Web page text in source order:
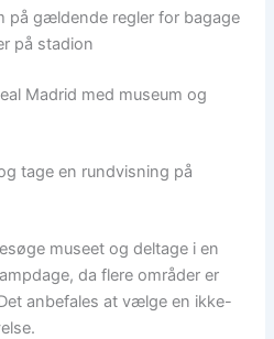
gældende regler for bagage
på stadion
Madrid med museum og
tage en rundvisning på
museet og deltage i en
da flere områder er
anbefales at vælge en ikke-